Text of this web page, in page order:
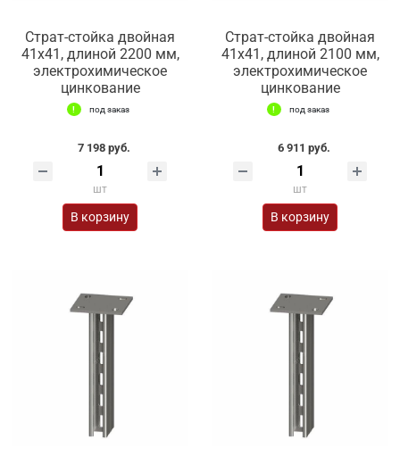
Страт-стойка двойная
41х41, длиной 2200 мм,
электрохимическое
цинкование
под заказ
7 198 руб.
шт
В корзину
Страт-стойка двойная
41х41, длиной 2100 мм,
электрохимическое
цинкование
под заказ
6 911 руб.
шт
В корзину